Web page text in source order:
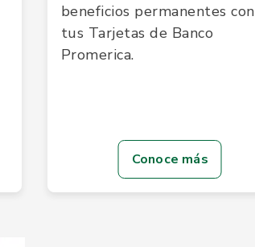
beneficios permanentes con
tus Tarjetas de Banco
Promerica.
Conoce más